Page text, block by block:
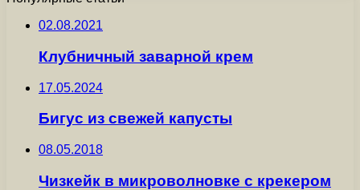
02.08.2021
Клубничный заварной крем
17.05.2024
Бигус из свежей капусты
08.05.2018
Чизкейк в микроволновке с крекером